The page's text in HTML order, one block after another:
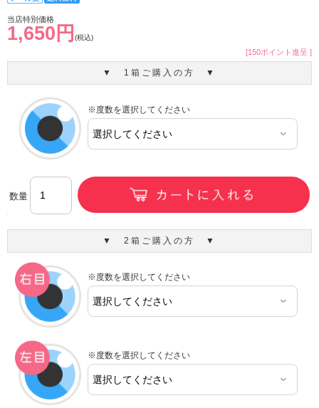
当店特別価格
1,650円 (税込)
[150ポイント進呈 ]
▼ 1箱ご購入の方 ▼
※度数を選択してください
数量
▼ 2箱ご購入の方 ▼
※度数を選択してください
※度数を選択してください